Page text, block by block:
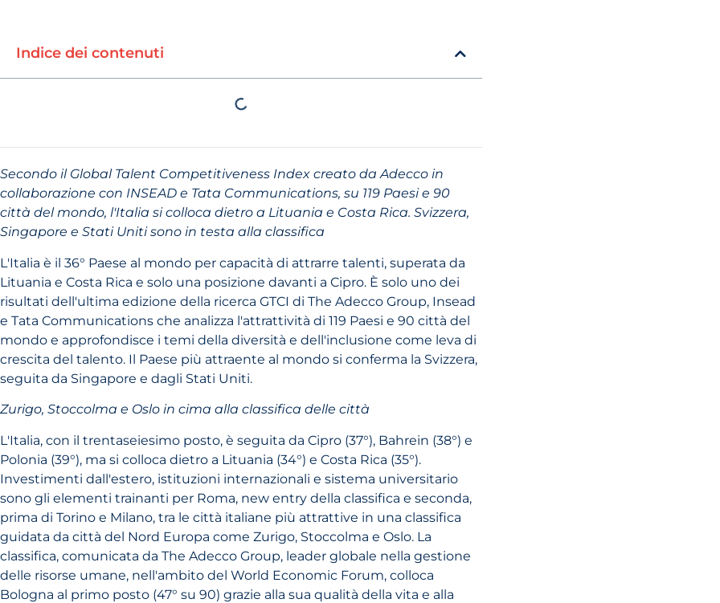
Indice dei contenuti
Secondo il Global Talent Competitiveness Index creato da Adecco in
collaborazione con INSEAD e Tata Communications, su 119 Paesi e 90
città del mondo, l'Italia si colloca dietro a Lituania e Costa Rica. Svizzera,
Singapore e Stati Uniti sono in testa alla classifica
L'Italia è il 36° Paese al mondo per capacità di attrarre talenti, superata da
Lituania e Costa Rica e solo una posizione davanti a Cipro. È solo uno dei
risultati dell'ultima edizione della ricerca GTCI di The Adecco Group, Insead
e Tata Communications che analizza l'attrattività di 119 Paesi e 90 città del
mondo e approfondisce i temi della diversità e dell'inclusione come leva di
crescita del talento. Il Paese più attraente al mondo si conferma la Svizzera,
seguita da Singapore e dagli Stati Uniti.
Zurigo, Stoccolma e Oslo in cima alla classifica delle città
L'Italia, con il trentaseiesimo posto, è seguita da Cipro (37°), Bahrein (38°) e
Polonia (39°), ma si colloca dietro a Lituania (34°) e Costa Rica (35°).
Investimenti dall'estero, istituzioni internazionali e sistema universitario
sono gli elementi trainanti per Roma, new entry della classifica e seconda,
prima di Torino e Milano, tra le città italiane più attrattive in una classifica
guidata da città del Nord Europa come Zurigo, Stoccolma e Oslo. La
classifica, comunicata da The Adecco Group, leader globale nella gestione
delle risorse umane, nell'ambito del World Economic Forum, colloca
Bologna al primo posto (47° su 90) grazie alla sua qualità della vita e alla